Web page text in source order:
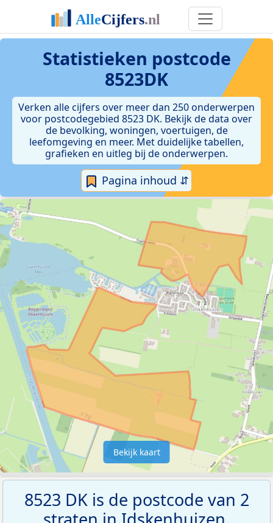
Statistieken postcode
8523DK
Verken alle cijfers over meer dan 250 onderwerpen
voor postcodegebied 8523 DK. Bekijk de data over
de bevolking, woningen, voertuigen, de
leefomgeving en meer. Met duidelijke tabellen,
grafieken en uitleg bij de onderwerpen.
Pagina inhoud ⇵
Bekijk kaart
8523 DK is de postcode van 2